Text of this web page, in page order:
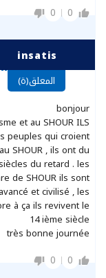
0
0
insatis
المعلق(ة)
bonjour
et au SHOUR ILS
peuples qui croient
SHOUR , ils ont du
du retard . les
de SHOUR ils sont
et civilisé , les
à ça ils revivent le
14 ième siècle
très bonne journée
0
0